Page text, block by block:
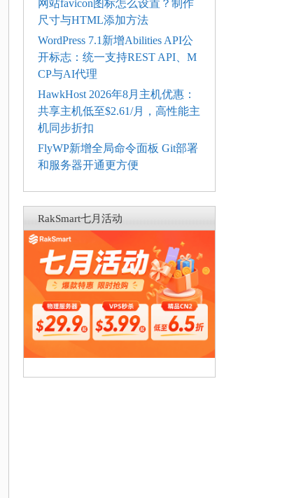
网站favicon图标怎么设置？制作
尺寸与HTML添加方法
WordPress 7.1新增Abilities API公
开标志：统一支持REST API、M
CP与AI代理
HawkHost 2026年8月主机优惠：
共享主机低至$2.61/月，高性能主
机同步折扣
FlyWP新增全局命令面板 Git部署
和服务器开通更方便
RakSmart七月活动